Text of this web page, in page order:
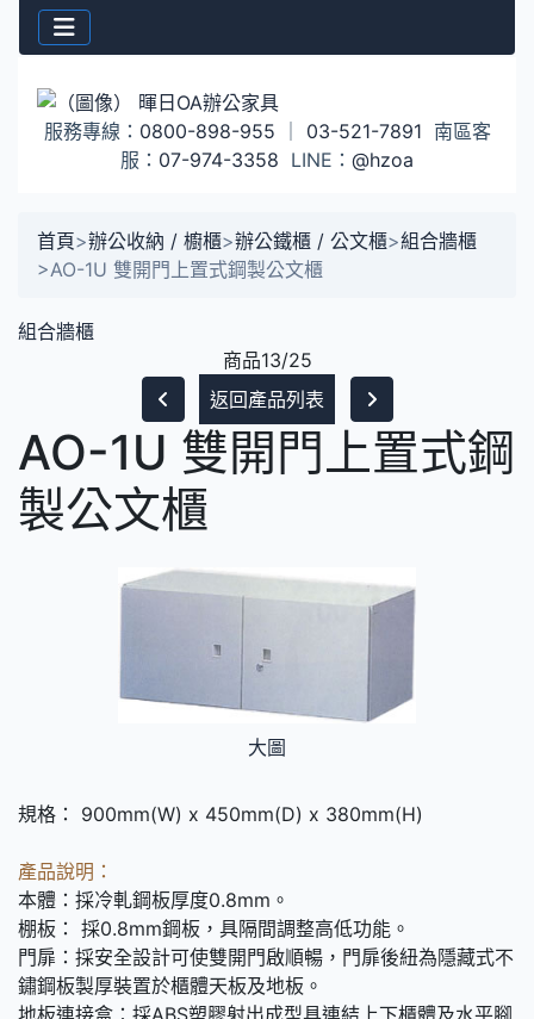
服務專線： 0800-898-955 03-521-7891 南區客
服： 07-974-3358 LINE： @hzoa
首頁>辦公收納 / 櫥櫃>辦公鐵櫃 / 公文櫃>組合牆櫃
>AO-1U 雙開門上置式鋼製公文櫃
組合牆櫃
商品13/25
返回產品列表
AO-1U 雙開門上置式鋼
製公文櫃
大圖
規格： 900mm(W) x 450mm(D) x 380mm(H)
產品說明：
本體：採冷軋鋼板厚度0.8mm。
棚板： 採0.8mm鋼板，具隔間調整高低功能。
門扉：採安全設計可使雙開門啟順暢，門扉後紐為隱藏式不
鏽鋼板製厚裝置於櫃體天板及地板。
地板連接盒：採ABS塑膠射出成型具連結上下櫃體及水平腳